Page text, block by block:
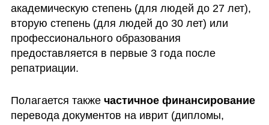
академическую степень (для людей до 27 лет),
вторую степень (для людей до 30 лет) или
профессионального образования
предоставляется в первые 3 года после
репатриации.
Полагается также частичное финансирование
перевода документов на иврит (дипломы,